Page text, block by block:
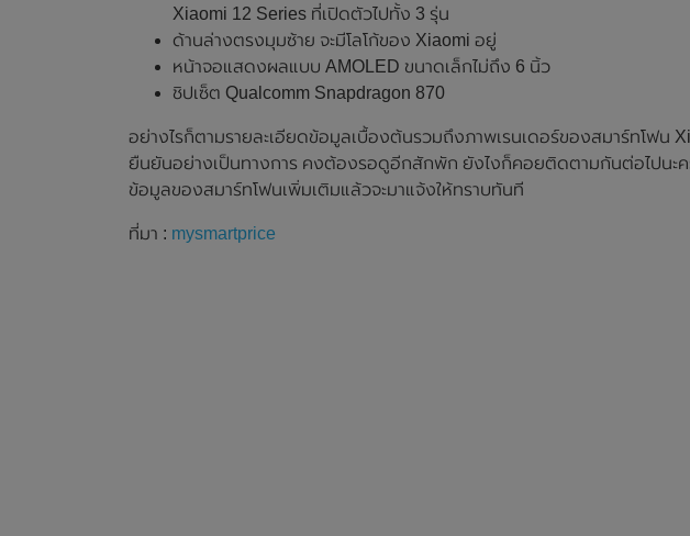
Xiaomi 12 Series ที่เปิดตัวไปทั้ง 3 รุ่น
ด้านล่างตรงมุมซ้าย จะมีโลโก้ของ Xiaomi อยู่
หน้าจอแสดงผลแบบ AMOLED ขนาดเล็กไม่ถึง 6 นิ้ว
ชิปเซ็ต Qualcomm Snapdragon 870
อย่างไรก็ตามรายละเอียดข้อมูลเบื้องต้นรวมถึงภาพเรนเดอร์ของสมาร์ทโฟน
ยืนยันอย่างเป็นทางการ คงต้องรอดูอีกสักพัก ยังไงก็คอยติดตามกันต่อไปนะครั
ข้อมูลของสมาร์ทโฟนเพิ่มเติมแล้วจะมาแจ้งให้ทราบทันที
ที่มา : mysmartprice